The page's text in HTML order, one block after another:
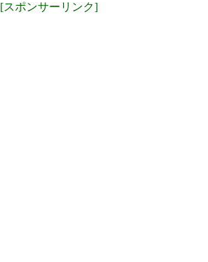
[スポンサーリンク]